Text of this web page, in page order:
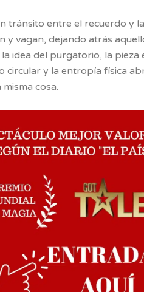
tránsito entre el recuerdo y
y vagan, dejando atrás
idea del purgatorio, la
circular y la entropía física
cosa.